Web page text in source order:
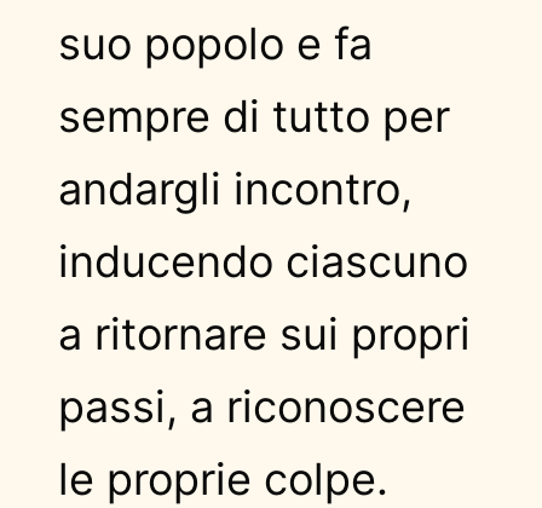
suo popolo e fa
sempre di tutto per
andargli incontro,
inducendo ciascuno
a ritornare sui propri
passi, a riconoscere
le proprie colpe.